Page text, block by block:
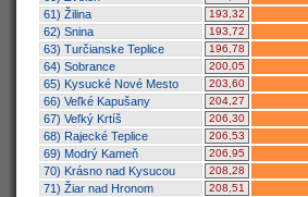
61) Žilina 193,32
62) Snina 193,72
63) Turčianske Teplice 196,78
64) Sobrance 200,05
65) Kysucké Nové Mesto 203,60
66) Veľké Kapušany 204,27
67) Veľký Krtíš 206,30
68) Rajecké Teplice 206,53
69) Modrý Kameň 206,95
70) Krásno nad Kysucou 208,28
71) Žiar nad Hronom 208,51